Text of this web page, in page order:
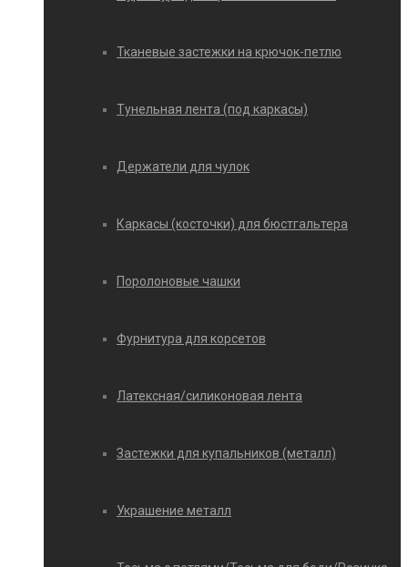
Тканевые застежки на крючок-петлю
Тунельная лента (под каркасы)
Держатели для чулок
Каркасы (косточки) для бюстгальтера
Поролоновые чашки
Фурнитура для корсетов
Латексная/силиконовая лента
Застежки для купальников (металл)
Украшение металл